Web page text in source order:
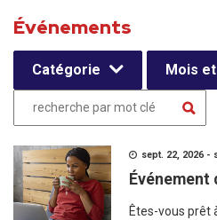
Événements
Catégorie Mois
sept. 22, 2026 -
Événement
Êtes-vous prêt